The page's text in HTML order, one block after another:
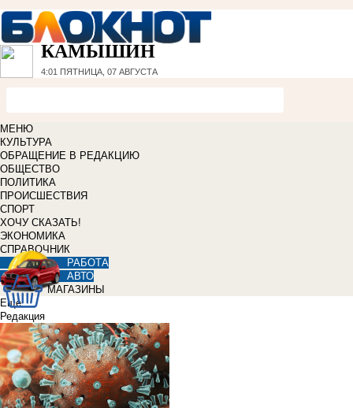
КАМЫШИН
4:01 ПЯТНИЦА, 07 АВГУСТА
МЕНЮ
КУЛЬТУРА
ОБРАЩЕНИЕ В РЕДАКЦИЮ
ОБЩЕСТВО
ПОЛИТИКА
ПРОИСШЕСТВИЯ
СПОРТ
ХОЧУ СКАЗАТЬ!
ЭКОНОМИКА
СПРАВОЧНИК
РАБОТА
АВТО
МАГАЗИНЫ
Еще
Редакция